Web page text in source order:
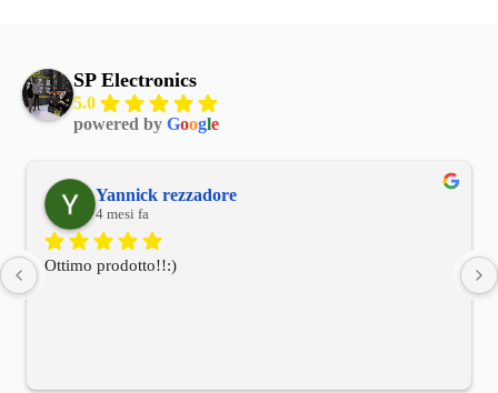
SP Electronics
5.0
powered by Google
Yannick rezzadore
4 mesi fa
Ottimo prodotto!!:)